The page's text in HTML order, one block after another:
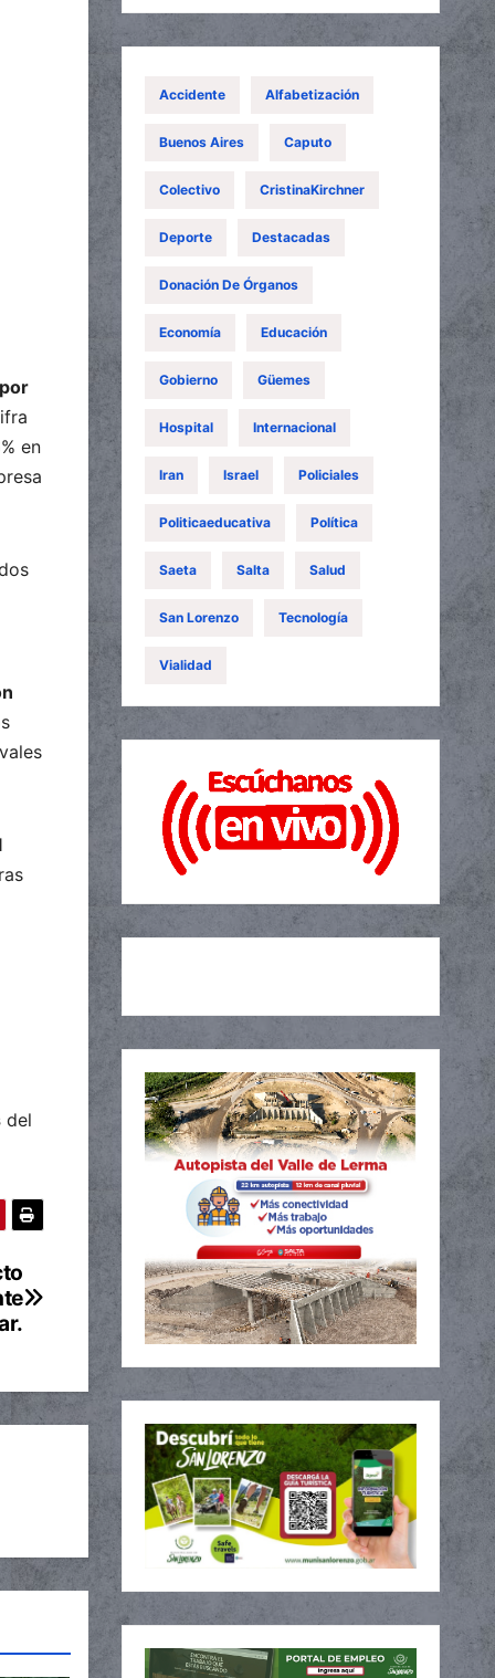
en
del
Accidente Alfabetización
Buenos Aires Caputo
Colectivo CristinaKirchner
Deporte Destacadas
Donación De Órganos
Economía Educación
Gobierno Güemes
Hospital Internacional
Iran Israel Policiales
Politicaeducativa Política
Saeta Salta Salud
San Lorenzo Tecnología
Vialidad